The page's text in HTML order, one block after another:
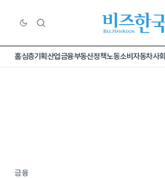
홈심층기획산업금융부동산정책노동소비 자동차사회
금융